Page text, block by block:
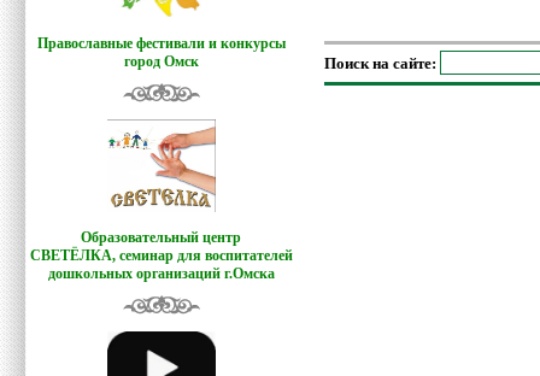
Православные фестивали и конкурсы
город Омск
Образовательный центр
СВЕТЁЛКА, семинар для воспитателей
дошкольных организаций г.Омска
Поиск на сайте: